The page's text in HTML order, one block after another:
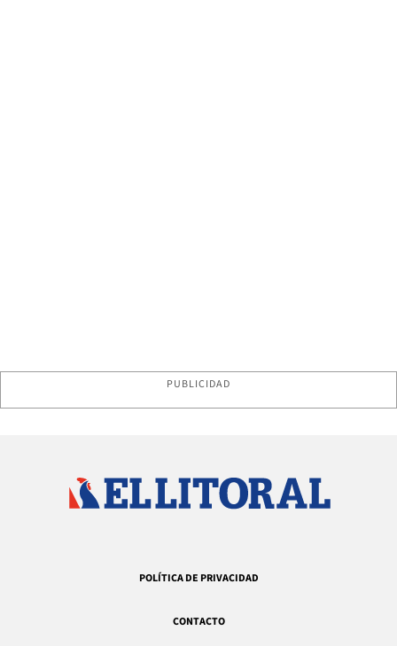
PUBLICIDAD
POLÍTICA DE PRIVACIDAD
CONTACTO